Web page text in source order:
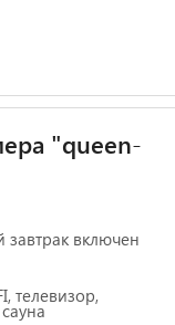
"queen-
включен
телевизор,